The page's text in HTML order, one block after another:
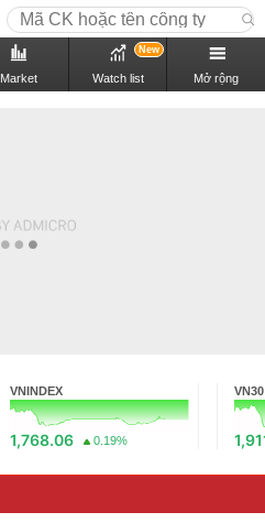
Market Watch list
New
Mở rộng
VNINDEX
1,768.06 0.19%
VN30